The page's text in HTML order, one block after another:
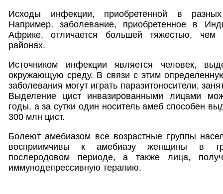
Исходы инфекции, приобретенной в
Например, заболевание, приобретенное в
Африке, отличается большей тяжестью, чем
районах.
Источником инфекции является человек,
окружающую среду. В связи с этим
заболевания могут играть паразитоносители,
Выделение цист инвазированными лицами
годы, а за сутки один носитель амеб способен
300 млн цист.
Болеют амебиазом все возрастные группы
восприимчивы к амебиазу женщины в
послеродовом периоде, а также лица,
иммунодепрессивную терапию.